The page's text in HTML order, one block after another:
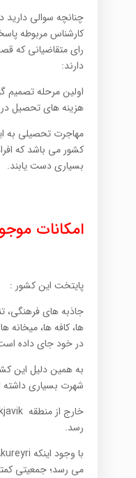
چنانچه سوالی
کارشناس مربوطه
رای متقاضیانی که
دارند:
اولین مرحله
هزینه های تحصیل
مهاجرت تحصیلی به
کشور می باشد که
بسیاری دست یابند.
امکانات
پایتخت این کشور :
جاذبه های فرهنگی،
ها، کافه ها،
در خود جای داده
به همین دلیل این
شهرت بسیاری
رسد.
می رسد؛ جمعیتی کمتر از ۲۰۰۰۰ نفر